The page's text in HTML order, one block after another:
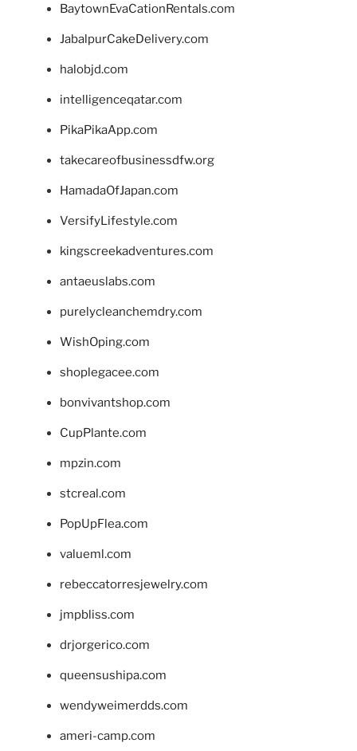
BaytownEvaCationRentals.com
JabalpurCakeDelivery.com
halobjd.com
intelligenceqatar.com
PikaPikaApp.com
takecareofbusinessdfw.org
HamadaOfJapan.com
VersifyLifestyle.com
kingscreekadventures.com
antaeuslabs.com
purelycleanchemdry.com
WishOping.com
shoplegacee.com
bonvivantshop.com
CupPlante.com
mpzin.com
stcreal.com
PopUpFlea.com
valueml.com
rebeccatorresjewelry.com
jmpbliss.com
drjorgerico.com
queensushipa.com
wendyweimerdds.com
ameri-camp.com